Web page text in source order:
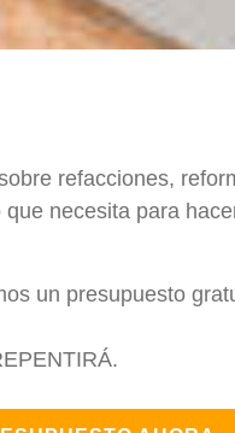
refacciones,
necesita para
un presupuesto